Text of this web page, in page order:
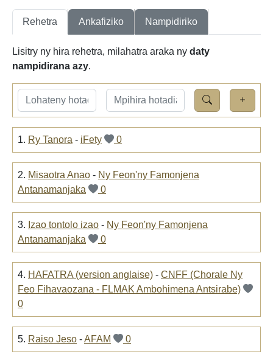
Rehetra Ankafiziko Nampidiriko
Lisitry ny hira rehetra, milahatra araka ny daty
nampidirana azy.
1. Ry Tanora - iFety 0
2. Misaotra Anao - Ny Feon'ny Famonjena
Antanamanjaka
0
3. Izao tontolo izao - Ny Feon'ny Famonjena
Antanamanjaka
0
4. HAFATRA (version anglaise) - CNFF (Chorale Ny
Feo Fihavaozana - FLMAK Ambohimena Antsirabe)
0
5. Raiso Jeso -AFAM 0